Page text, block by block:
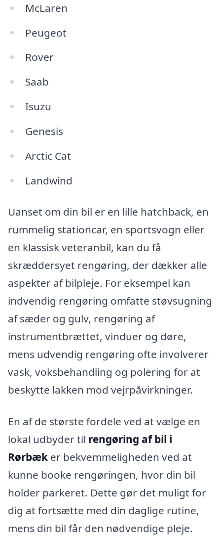
McLaren
Peugeot
Rover
Saab
Isuzu
Genesis
Arctic Cat
Landwind
Uanset om din bil er en lille hatchback, en
rummelig stationcar, en sportsvogn eller
en klassisk veteranbil, kan du få
skræddersyet rengøring, der dækker alle
aspekter af bilpleje. For eksempel kan
indvendig rengøring omfatte støvsugning
af sæder og gulv, rengøring af
instrumentbrættet, vinduer og døre,
mens udvendig rengøring ofte involverer
vask, voksbehandling og polering for at
beskytte lakken mod vejrpåvirkninger.
En af de største fordele ved at vælge en
lokal udbyder til rengøring af bil i
Rørbæk er bekvemmeligheden ved at
kunne booke rengøringen, hvor din bil
holder parkeret. Dette gør det muligt for
dig at fortsætte med din daglige rutine,
mens din bil får den nødvendige pleje.